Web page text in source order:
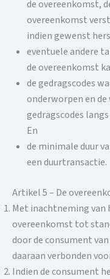
de overeenkomst,
overeenkomst
indien gewenst
eventuele andere
de overeenkomst
de gedragscodes
onderworpen en
gedragscodes
En
de minimale duur
een duurtransactie.
Artikel 5 – De
Met inachtneming van
overeenkomst tot
door de consument
daaraan verbonden
Indien de consument